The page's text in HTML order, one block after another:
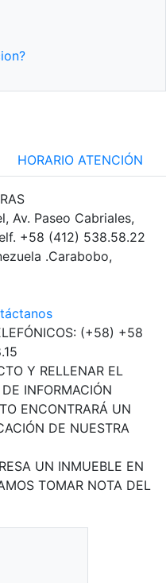
HORARIO ATENCIÓN
Av. Paseo Cabriales,
+58 (412) 538.58.22
.Carabobo,
(+58) +58
Y RELLENAR EL
INFORMACIÓN
ENCONTRARÁ UN
DE NUESTRA
UN INMUEBLE EN
TOMAR NOTA DEL